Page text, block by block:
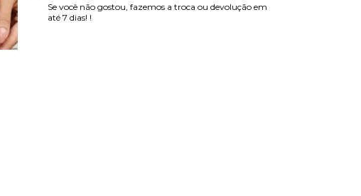
Se você não gostou, fazemos a troca ou devolução em
até 7 dias! !